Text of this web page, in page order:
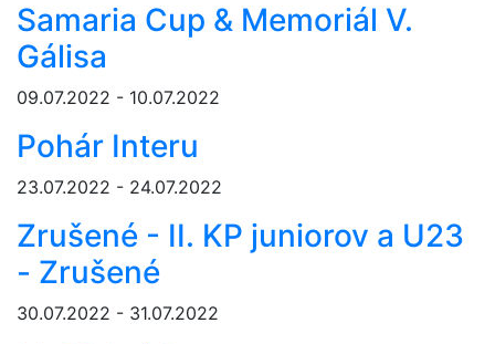
Samaria Cup & Memoriál V.
Gálisa
09.07.2022 - 10.07.2022
Pohár Interu
23.07.2022 - 24.07.2022
Zrušené - II. KP juniorov a U23
- Zrušené
30.07.2022 - 31.07.2022